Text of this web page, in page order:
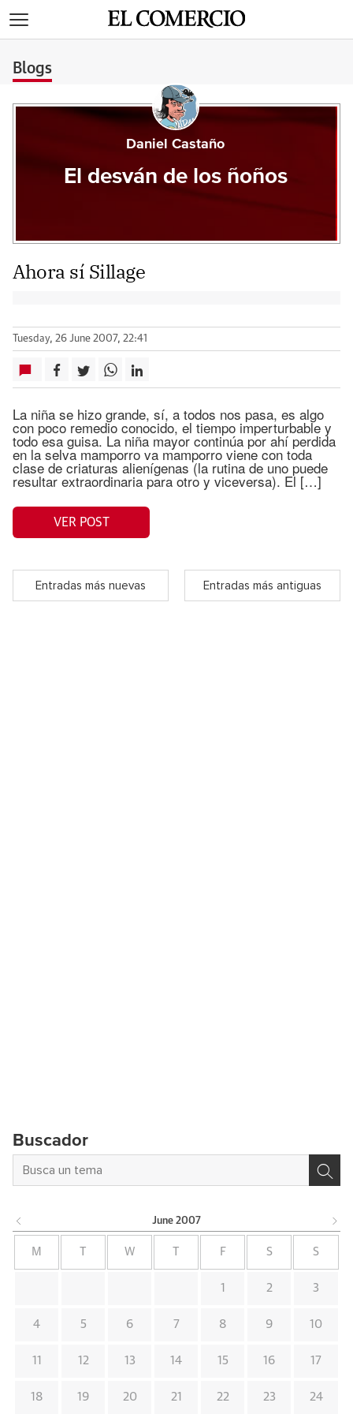
Blogs
Daniel Castaño
El desván de los ñoños
Ahora sí Sillage
Tuesday, 26 June 2007, 22:41
La niña se hizo grande, sí, a todos nos pasa, es algo
con poco remedio conocido, el tiempo imperturbable y
todo esa guisa. La niña mayor continúa por ahí perdida
en la selva mamporro va mamporro viene con toda
clase de criaturas alienígenas (la rutina de uno puede
resultar extraordinaria para otro y viceversa). El […]
VER POST
Entradas más nuevas Entradas más antiguas
Buscador
June 2007
M W F S S
1 2 3
4 5 6 7 8 9 10
11 12 13 14 15 16 17
18 19 20 21 22 23 24